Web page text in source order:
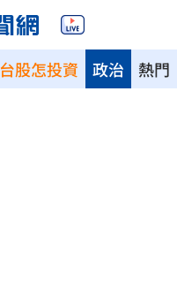
台股怎投資 熱門
政治